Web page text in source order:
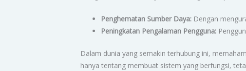
Penghematan Sumber Daya: Dengan
Peningkatan Pengalaman Pengguna:
Dalam dunia yang semakin terhubung ini,
hanya tentang membuat sistem yang berfungsi,